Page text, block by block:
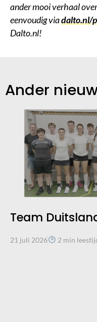
ander mooi verhaal
eenvoudig viadalto.nl/
Dalto.nl!
Ander
Team
21 juli 2026 2 min